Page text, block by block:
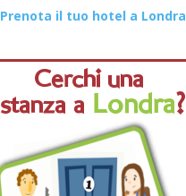
Prenota il tuo hotel a Londra